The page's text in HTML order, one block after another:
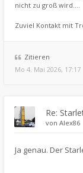
nicht zu groß wird....
Zuviel Kontakt mit
Zitieren
Mo 4. Mai 2026, 17:17
Re:
von Alex86
Ja genau. Der